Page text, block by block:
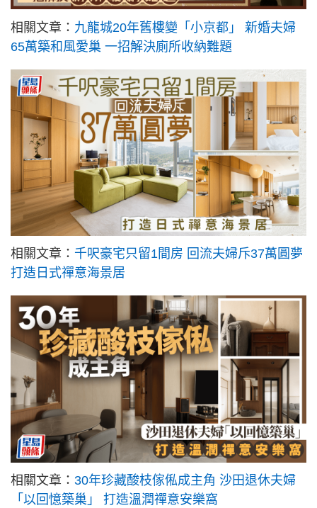
相關文章： 九龍城20年舊樓變「小京都」 新婚夫婦
65萬築和風愛巢 一招解決廁所收納難題
相關文章： 千呎豪宅只留1間房 回流夫婦斥37萬圓夢
打造日式禪意海景居
相關文章： 30年珍藏酸枝傢俬成主角 沙田退休夫婦
「以回憶築巢」 打造溫潤禪意安樂窩